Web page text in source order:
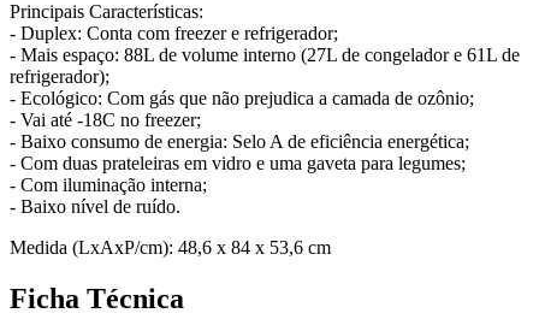
Principais Características:
- Duplex: Conta com freezer e refrigerador;
- Mais espaço: 88L de volume interno (27L de congelador e 61L de
refrigerador);
- Ecológico: Com gás que não prejudica a camada de ozônio;
- Vai até -18C no freezer;
- Baixo consumo de energia: Selo A de eficiência energética;
- Com duas prateleiras em vidro e uma gaveta para legumes;
- Com iluminação interna;
- Baixo nível de ruído.
Medida (LxAxP/cm): 48,6 x 84 x 53,6 cm
Ficha Técnica